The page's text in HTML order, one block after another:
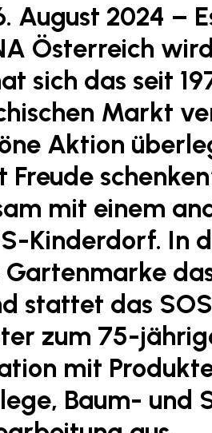
August 2024 –
Österreich
sich das seit
Markt
Aktion
Freude
mit einem
Kinderdorf. In
stattet das
zum 75-
mit
Baum- und